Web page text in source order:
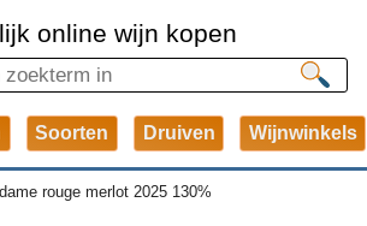
online wijn kopen
Soorten Druiven Wijnwinkels
rouge merlot 2025 130%